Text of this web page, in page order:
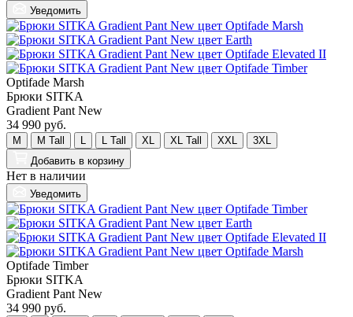
Уведомить
Optifade Marsh
Брюки SITKA
Gradient Pant New
34 990 руб.
M M Tall L Tall XL XL Tall XXL
3XL
Добавить в корзину
Нет в наличии
Уведомить
Optifade Timber
Брюки SITKA
Gradient Pant New
34 990 руб.